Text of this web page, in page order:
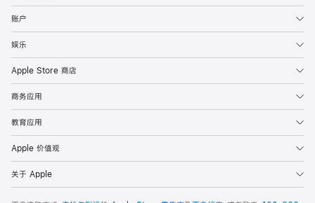
账户
娱乐
Apple Store 商店
商务应用
教育应用
Apple 价值观
关于 Apple